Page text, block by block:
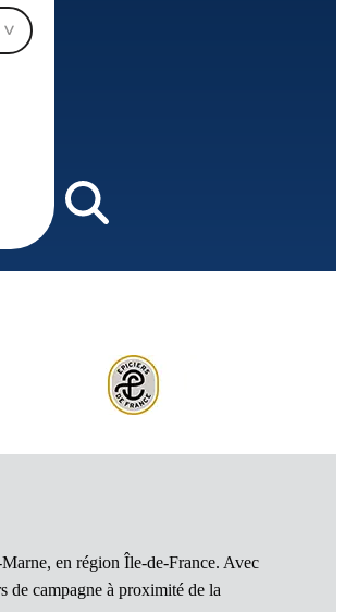
en région Île-de-France. Avec
de campagne à proximité de la